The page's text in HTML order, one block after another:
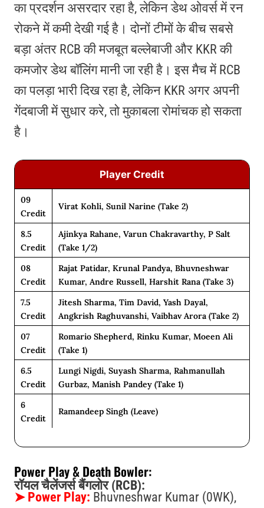
का प्रदर्शन असरदार रहा है, लेकिन डेथ ओवर्स में रन
रोकने में कमी देखी गई है। दोनों टीमों के बीच सबसे
बड़ा अंतर RCB की मजबूत बल्लेबाजी और KKR की
कमजोर डेथ बॉलिंग मानी जा रही है। इस मैच में RCB
का पलड़ा भारी दिख रहा है, लेकिन KKR अगर अपनी
गेंदबाजी में सुधार करे, तो मुकाबला रोमांचक हो सकता
है।
Player Credit
09
Credit
Virat Kohli, Sunil Narine (take 2)
8.5
Credit
Ajinkya Rahane, Varun Chakravarthy, P Salt
(take 1/2)
08
Credit
Rajat Patidar, Krunal Pandya, Bhuvneshwar
Kumar, Andre Russell, Harshit Rana (take 3)
7.5
Credit
Jitesh Sharma, Tim David, Yash Dayal,
Angkrish Raghuvanshi, Vaibhav Arora (take 2)
07
Credit
Romario Shepherd, Rinku Kumar, Moeen Ali
(take 1)
6.5
Credit
Lungi Nigdi, Suyash Sharma, Rahmanullah
Gurbaz, Manish Pandey (take 1)
6
Credit
Ramandeep Singh (leave)
Power Play & Death Bowler:
रॉयल चैलेंजर्स बैंगलोर (RCB):
➤ Power Play: Bhuvneshwar Kumar (0WK),